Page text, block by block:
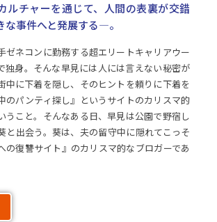
ルチャーを通じて、人間の表裏が交錯
な事件へと発展する—。
ゼネコンに勤務する超エリートキャリアウー
独身。そんな早見には人には言えない秘密が
中に下着を隠し、そのヒントを頼りに下着を
のパンティ探し』というサイトのカリスマ的
うこと。そんなある日、早見は公園で野宿し
と出会う。葵は、夫の留守中に隠れてこっそ
の復讐サイト』のカリスマ的なブロガーであ